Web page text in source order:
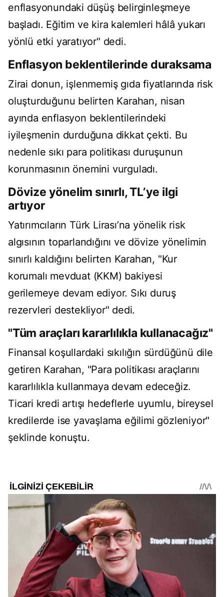
enflasyonundaki düşüş belirginleşmeye
başladı. Eğitim ve kira kalemleri hâlâ yukarı
yönlü etki yaratıyor" dedi.
Enflasyon beklentilerinde duraksama
Zirai donun, işlenmemiş gıda fiyatlarında risk
oluşturduğunu belirten Karahan, nisan
ayında enflasyon beklentilerindeki
iyileşmenin durduğuna dikkat çekti. Bu
nedenle sıkı para politikası duruşunun
korunmasının önemini vurguladı.
Dövize yönelim sınırlı, TL’ye ilgi
artıyor
Yatırımcıların Türk Lirası’na yönelik risk
algısının toparlandığını ve dövize yönelimin
sınırlı kaldığını belirten Karahan, "Kur
korumalı mevduat (KKM) bakiyesi
gerilemeye devam ediyor. Sıkı duruş
rezervleri destekliyor" dedi.
"Tüm araçları kararlılıkla kullanacağız"
Finansal koşullardaki sıkılığın sürdüğünü dile
getiren Karahan, "Para politikası araçlarını
kararlılıkla kullanmaya devam edeceğiz.
Ticari kredi artışı hedeflerle uyumlu, bireysel
kredilerde ise yavaşlama eğilimi gözleniyor"
şeklinde konuştu.